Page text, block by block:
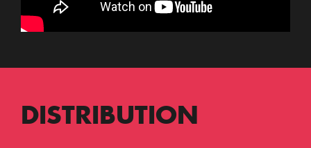
DISTRIBUTION